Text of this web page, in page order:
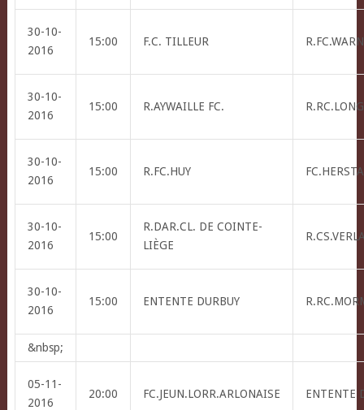
30-10-
2016
15:00 F.C. TILLEUR
30-10-
2016
15:00 R.AYWAILLE FC.
30-10-
2016
15:00 R.FC.HUY
30-10-
2016
15:00
R.DAR.CL. DE COINTE-
LIÈGE
30-10-
2016
15:00 ENTENTE DURBUY
&nbsp;
05-11-
2016
20:00 FC.JEUN.LORR.ARLONAISE ENTENTE